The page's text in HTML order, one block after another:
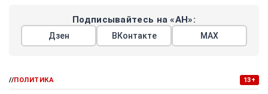
Подписывайтесь на «АН»:
Дзен ВКонтакте МАХ
//ПОЛИТИКА 13+